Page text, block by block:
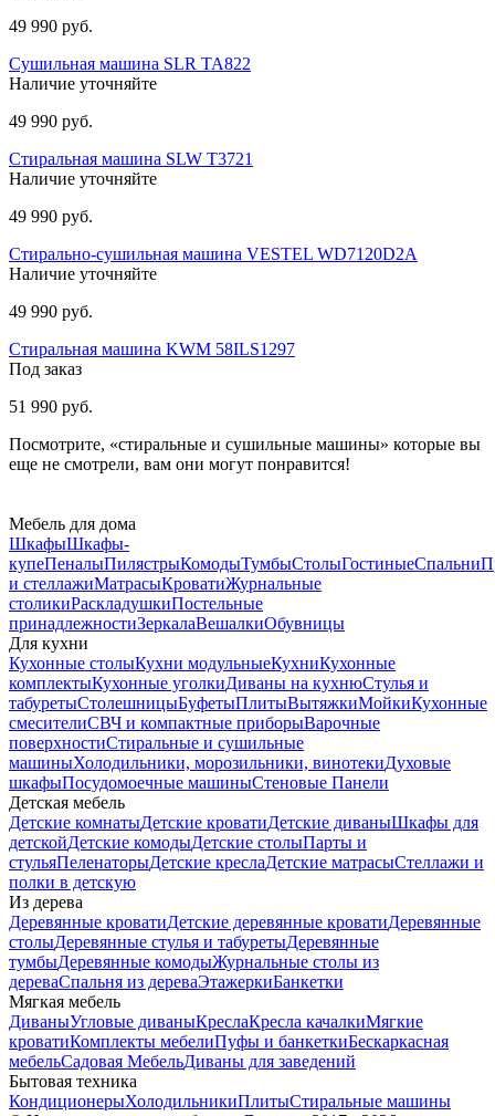
49 990 руб.
Сушильная машина SLR TA822
Наличие уточняйте
49 990 руб.
Стиральная машина SLW T3721
Наличие уточняйте
49 990 руб.
Стирально-сушильная машина VESTEL WD7120D2A
Наличие уточняйте
49 990 руб.
Стиральная машина KWM 58ILS1297
Под заказ
51 990 руб.
Посмотрите, «стиральные и сушильные машины» которые вы
еще не смотрели, вам они могут понравится!
Мебель для дома
ШкафыШкафы-
купеПеналыПилястрыКомодыТумбыСтолыГостиныеСпальни
и стеллажиМатрасыКроватиЖурнальные
столикиРаскладушкиПостельные
принадлежностиЗеркалаВешалкиОбувницы
Для кухни
Кухонные столыКухни модульныеКухниКухонные
комплектыКухонные уголкиДиваны на кухнюСтулья и
табуретыСтолешницыБуфетыПлитыВытяжкиМойкиКухонные
смесителиСВЧ и компактные приборыВарочные
поверхностиСтиральные и сушильные
машиныХолодильники, морозильники, винотекиДуховые
шкафыПосудомоечные машиныСтеновые Панели
Детская мебель
Детские комнатыДетские кроватиДетские диваныШкафы для
детскойДетские комодыДетские столыПарты и
стульяПеленаторыДетские креслаДетские матрасыСтеллажи и
полки в детскую
Из дерева
Деревянные кроватиДетские деревянные кроватиДеревянные
столыДеревянные стулья и табуретыДеревянные
тумбыДеревянные комодыЖурнальные столы из
дереваСпальня из дереваЭтажеркиБанкетки
Мягкая мебель
ДиваныУгловые диваныКреслаКресла качалкиМягкие
кроватиКомплекты мебелиПуфы и банкеткиБескаркасная
мебельСадовая МебельДиваны для заведений
Бытовая техника
КондиционерыХолодильникиПлитыСтиральные машины